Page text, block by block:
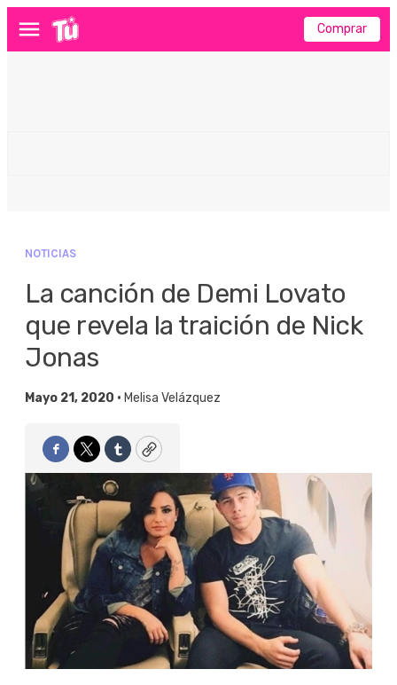
Menú Comprar
NOTICIAS
La canción de Demi Lovato
que revela la traición de Nick
Jonas
Mayo 21, 2020 • Melisa Velázquez
Facebook
TwitterTumblrCopy